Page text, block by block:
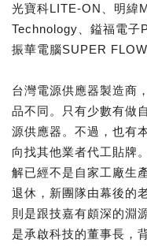
光寶科LITE-ON、明緯
Technology、鎰福電子
振華電腦SUPER
台灣電源供應器製造商
品不同。只有少數有做
源供應器。不過，也有
向找其他業者代工貼牌
解已經不是自家工廠生
退休，新團隊由幕後的
則是跟技嘉有頗深的淵
是承啟科技的董事長，